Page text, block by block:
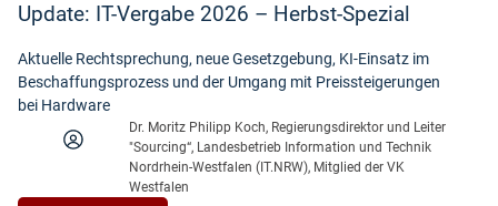
Update: IT-Vergabe 2026 – Herbst-Spezial
Aktuelle Rechtsprechung, neue Gesetzgebung, KI-Einsatz im
Beschaffungsprozess und der Umgang mit Preissteigerungen
bei Hardware
Dr. Moritz Philipp Koch, Regierungsdirektor und Leiter
"Sourcing“, Landesbetrieb Information und Technik
Nordrhein-Westfalen (IT.NRW), Mitglied der VK
Westfalen